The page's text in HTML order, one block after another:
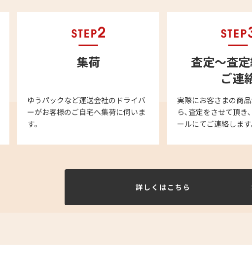
集荷
ゆうパックなど運送会社のドライバ
ーがお客様のご自宅へ集荷に伺いま
す。
査定～査
ご連
実際にお客さまの商
ら､査定をさせて頂き
ールにてご連絡します
詳しくはこちら